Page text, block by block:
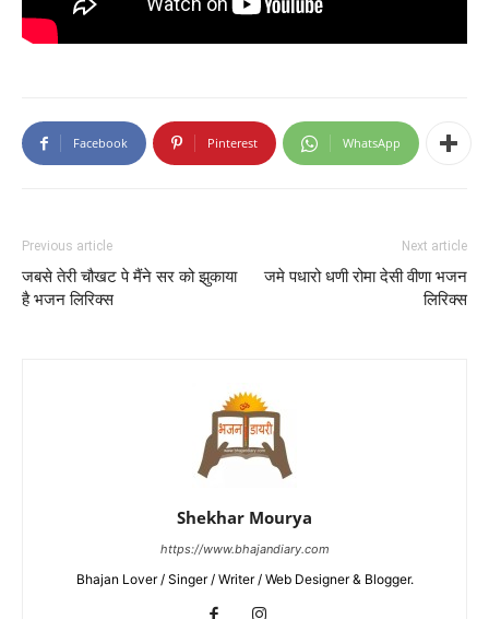
Facebook Pinterest WhatsApp
Previous article
जबसे तेरी चौखट पे मैंने सर को झुकाया
है भजन लिरिक्स
Next article
जमे पधारो धणी रोमा देसी वीणा भजन
लिरिक्स
Shekhar Mourya
https://www.bhajandiary.com
Bhajan Lover / Singer / Writer / Web Designer & Blogger.